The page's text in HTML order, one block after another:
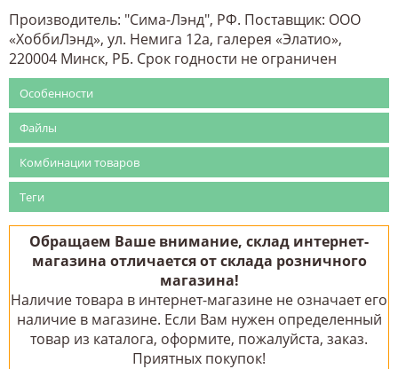
Производитель: "Сима-Лэнд", РФ. Поставщик: ООО
«ХоббиЛэнд», ул. Немига 12а, галерея «Элатио»,
220004 Минск, РБ. Срок годности не ограничен
Особенности
Файлы
Комбинации товаров
Теги
Обращаем Ваше внимание, склад интернет-
магазина отличается от склада розничного
магазина!
Наличие товара в интернет-магазине не означает его
наличие в магазине. Если Вам нужен определенный
товар из каталога, оформите, пожалуйста, заказ.
Приятных покупок!